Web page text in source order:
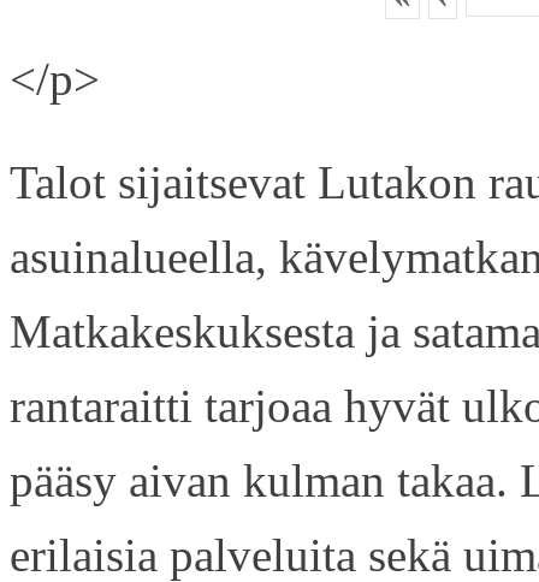
</p>
Talot sijaitsevat Lutakon
asuinalueella,
Matkakeskuksesta ja
rantaraitti tarjoaa hyvät
pääsy aivan kulman
erilaisia palveluita sekä